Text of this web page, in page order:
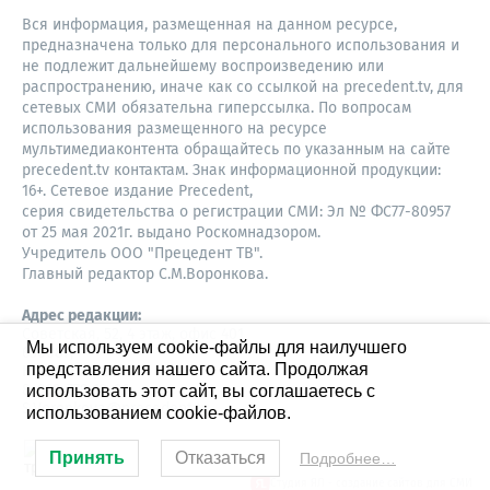
Вся информация, размещенная на данном ресурсе,
предназначена только для персонального использования и
не подлежит дальнейшему воспроизведению или
распространению, иначе как со ссылкой на precedent.tv, для
сетевых СМИ обязательна гиперссылка. По вопросам
использования размещенного на ресурсе
мультимедиаконтента обращайтесь по указанным на сайте
precedent.tv контактам. Знак информационной продукции:
16+. Сетевое издание Precedent,
серия свидетельства о регистрации СМИ: Эл № ФС77-80957
от 25 мая 2021г. выдано Роскомнадзором.
Учредитель ООО "Прецедент ТВ".
Главный редактор С.М.Воронкова.
Адрес редакции:
630087,
Новосибирск
8-960-779-12-96,
S.Voronkova@precedent.tv
Мы используем cookie-файлы для наилучшего
представления нашего сайта. Продолжая
использовать этот сайт, вы соглашаетесь с
использованием cookie-файлов.
Принять Отказаться Подробнее…